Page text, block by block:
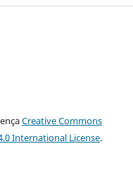
Creative Commons
International License.